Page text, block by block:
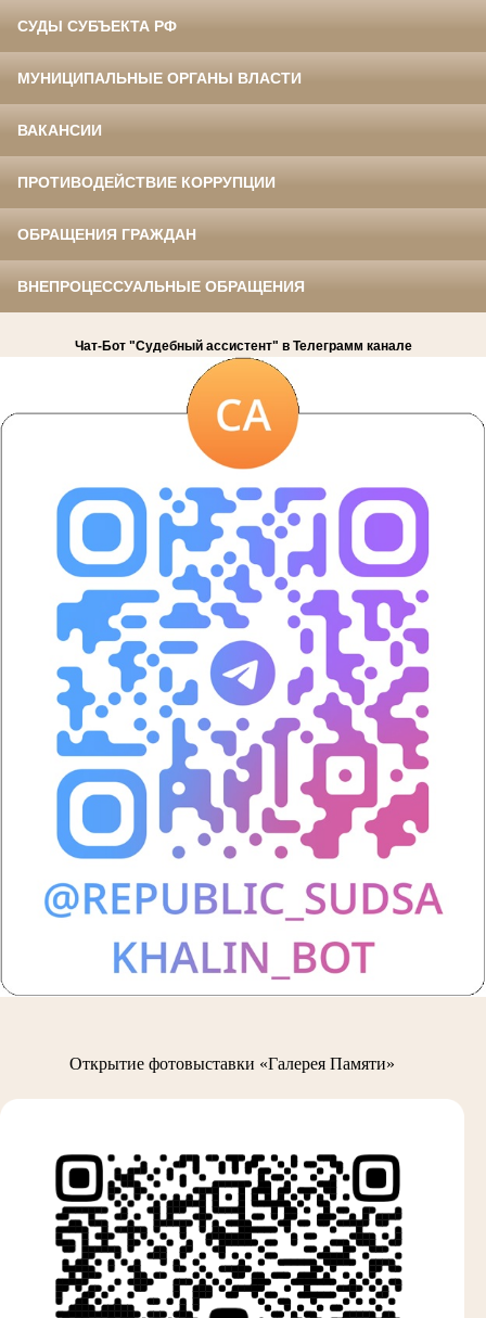
СУДЫ СУБЪЕКТА РФ
МУНИЦИПАЛЬНЫЕ ОРГАНЫ ВЛАСТИ
ВАКАНСИИ
ПРОТИВОДЕЙСТВИЕ КОРРУПЦИИ
ОБРАЩЕНИЯ ГРАЖДАН
ВНЕПРОЦЕССУАЛЬНЫЕ ОБРАЩЕНИЯ
Чат-Бот "Судебный ассистент" в Телеграмм канале
Открытие фотовыставки «Галерея Памяти»